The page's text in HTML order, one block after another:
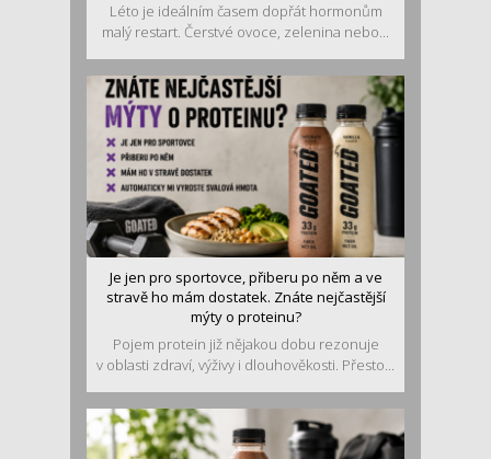
Léto je ideálním časem dopřát hormonům
malý restart. Čerstvé ovoce, zelenina nebo...
Je jen pro sportovce, přiberu po něm a ve
stravě ho mám dostatek. Znáte nejčastější
mýty o proteinu?
Pojem protein již nějakou dobu rezonuje
v oblasti zdraví, výživy i dlouhověkosti. Přesto...